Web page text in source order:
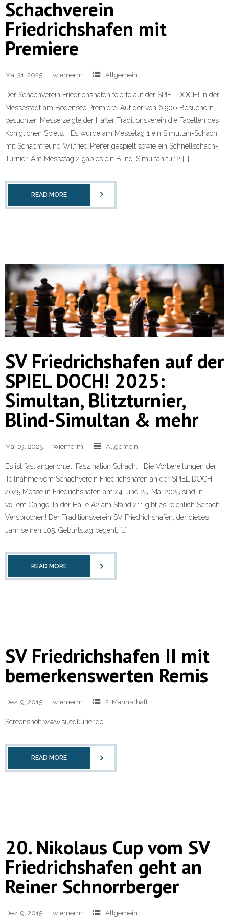
Schachverein
Friedrichshafen mit
Premiere
Mai 31, 2025 wiemerm Allgemein
Der Schachverein Friedrichshafen feierte auf der SPIEL DOCH! in der
Messestadt am Bodensee Premiere. Auf der von 6.900 Besuchern
besuchten Messe zeigte der Häfler Traditionsverein die Facetten des
Königlichen Spiels. Es wurde am Messetag 1 ein Simultan-Schach
mit Schachfreund Wilfried Pfeifer gespielt sowie ein Schnellschach-
Turnier. Am Messetag 2 gab es ein Blind-Simultan für 2 […]
READ MORE
SV Friedrichshafen auf der
SPIEL DOCH! 2025:
Simultan, Blitzturnier,
Blind-Simultan & mehr
Mai 19, 2025 wiemerm Allgemein
Es ist fast angerichtet. Faszination Schach. Die Vorbereitungen der
Teilnahme vom Schachverein Friedrichshafen an der SPIEL DOCH!
2025 Messe in Friedrichshafen am 24. und 25. Mai 2025 sind in
vollem Gange. In der Halle A2 am Stand 211 gibt es reichlich Schach.
Versprochen! Der Traditionsverein SV Friedrichshafen, der dieses
Jahr seinen 105. Geburtstag begeht, […]
READ MORE
SV Friedrichshafen II mit
bemerkenswerten Remis
Dez. 9, 2015 wiemerm 2. Mannschaft
Screenshot: www.suedkurier.de
READ MORE
20. Nikolaus Cup vom SV
Friedrichshafen geht an
Reiner Schnorrberger
Dez. 9, 2015 wiemerm Allgemein